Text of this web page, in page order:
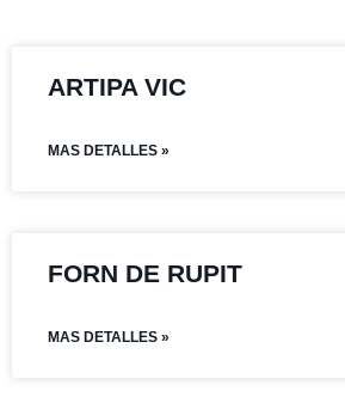
ARTIPA VIC
MAS DETALLES »
FORN DE RUPIT
MAS DETALLES »